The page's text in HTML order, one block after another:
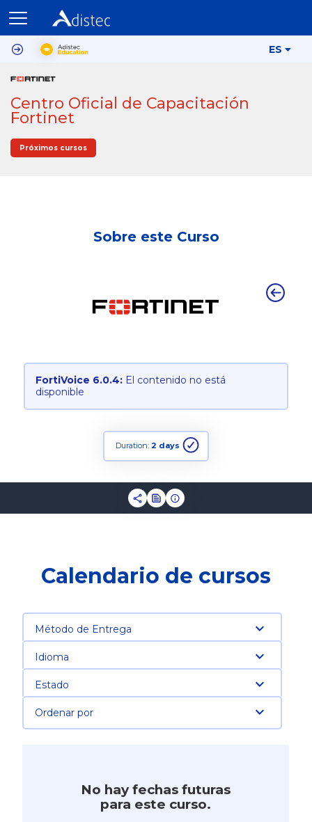
ES
Centro Oficial de Capacitación
Fortinet
Próximos cursos
Sobre este Curso
FortiVoice 6.0.4: El contenido no está
disponible
Duration: 2 days
Calendario de cursos
Método de Entrega
Idioma
Estado
Ordenar por
No hay fechas futuras
para este curso.